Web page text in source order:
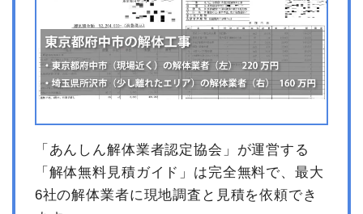
「あんしん解体業者認定協会」が運営する
「解体無料見積ガイド」は完全無料で、最大
6社の解体業者に現地調査と見積を依頼でき